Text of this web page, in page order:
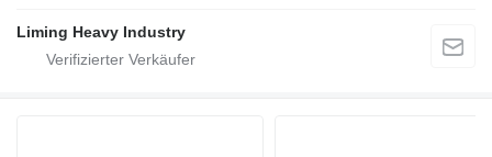
Liming Heavy Industry